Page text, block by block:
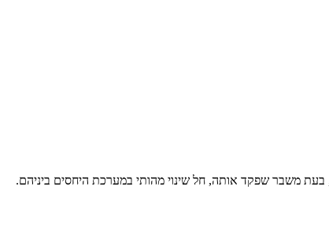
משבר שפקד אותה, חל שינוי מהותי במערכת היחסים ביניהם.